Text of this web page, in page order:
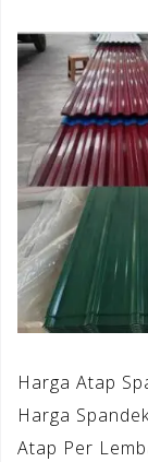
Harga Atap
Harga
Atap Per